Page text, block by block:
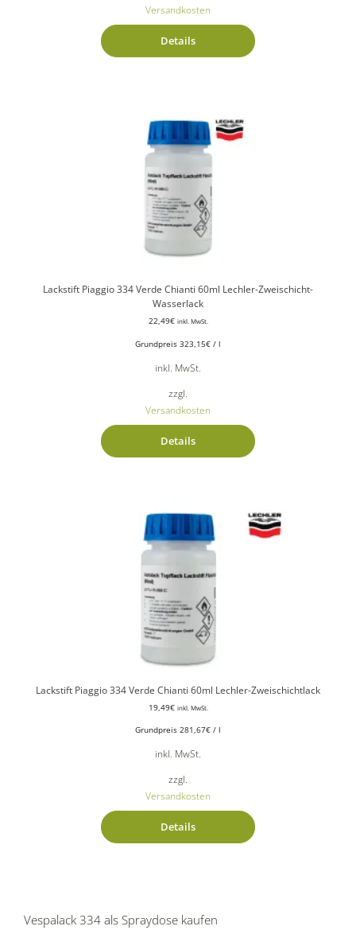
Versandkosten
Details
Lackstift Piaggio 334 Verde Chianti 60ml Lechler-Zweischicht-
Wasserlack
22,49€ inkl. MwSt.
Grundpreis 323,15€ / l
inkl. MwSt.
zzgl.
Versandkosten
Details
Lackstift Piaggio 334 Verde Chianti 60ml Lechler-Zweischichtlack
19,49€ inkl. MwSt.
Grundpreis 281,67€ / l
inkl. MwSt.
zzgl.
Versandkosten
Details
Vespalack 334 als Spraydose kaufen